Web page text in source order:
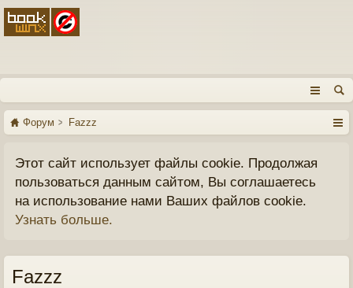
Форум Fazzz
Этот сайт использует файлы cookie. Продолжая
пользоваться данным сайтом, Вы соглашаетесь
на использование нами Ваших файлов cookie.
Узнать больше.
Fazzz